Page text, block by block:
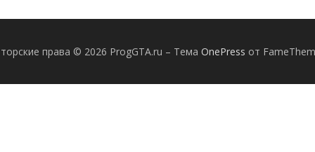
права © 2026 ProgGTA.ru – Тема OnePress от